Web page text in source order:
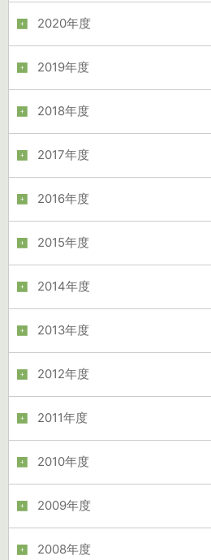
2020年度
2019年度
2018年度
2017年度
2016年度
2015年度
2014年度
2013年度
2012年度
2011年度
2010年度
2009年度
2008年度